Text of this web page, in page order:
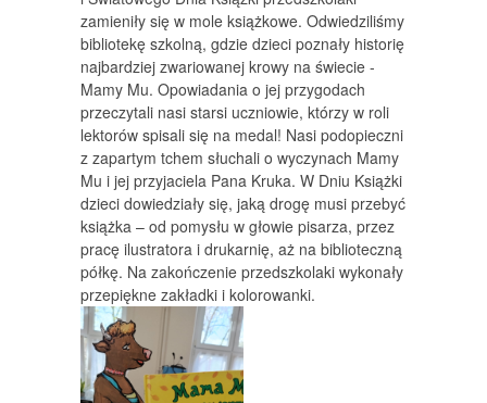
zamieniły się w mole książkowe. Odwiedziliśmy
bibliotekę szkolną, gdzie dzieci poznały historię
najbardziej zwariowanej krowy na świecie -
Mamy Mu. Opowiadania o jej przygodach
przeczytali nasi starsi uczniowie, którzy w roli
lektorów spisali się na medal! Nasi podopieczni
z zapartym tchem słuchali o wyczynach Mamy
Mu i jej przyjaciela Pana Kruka. W Dniu Książki
dzieci dowiedziały się, jaką drogę musi przebyć
książka – od pomysłu w głowie pisarza, przez
pracę ilustratora i drukarnię, aż na biblioteczną
półkę. Na zakończenie przedszkolaki wykonały
przepiękne zakładki i kolorowanki.